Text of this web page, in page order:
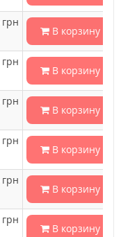
грн
В корзину
грн
В корзину
грн
В корзину
грн
В корзину
грн
В корзину
грн
В корзину